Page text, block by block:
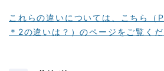
これらの違いについては、こちら（
＊2の違いは？）のページをご覧くだ